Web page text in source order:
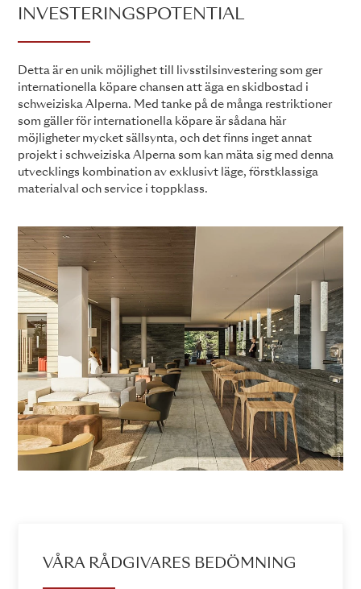
INVESTERINGSPOTENTIAL
Detta är en unik möjlighet till livsstilsinvestering som ger
internationella köpare chansen att äga en skidbostad i
schweiziska Alperna. Med tanke på de många restriktioner
som gäller för internationella köpare är sådana här
möjligheter mycket sällsynta, och det finns inget annat
projekt i schweiziska Alperna som kan mäta sig med denna
utvecklings kombination av exklusivt läge, förstklassiga
materialval och service i toppklass.
VÅRA RÅDGIVARES BEDÖMNING